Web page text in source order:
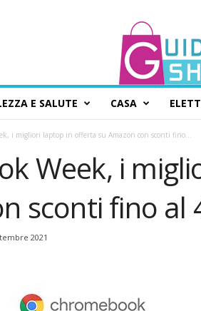
E SALUTE CASA
i migliori laptop in offerta su Amazon con sconti fino...
Week, i
sconti fino al
2021